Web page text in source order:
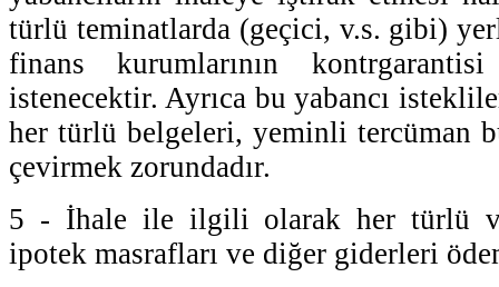
türlü teminatlarda (geçici, v.s. gibi)
finans kurumlarının kontrgarantisi
istenecektir. Ayrıca bu yabancı
her türlü belgeleri, yeminli tercüman
çevirmek zorundadır.
5 - İhale ile ilgili olarak her türlü
ipotek masrafları ve diğer giderleri